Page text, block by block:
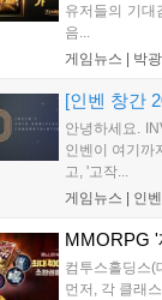
유저들의 기대
음...
게임뉴스 | 박
[인벤 창간
안녕하세요.
인벤이 여기까
고, '고작...
게임뉴스 | 인
MMORPG '
컴투스홀딩스(
먼저, 각 클래